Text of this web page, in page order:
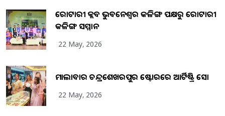
ରୋଟାରୀ କ୍ଲବ ଭୁବନେଶ୍ୱର କଳିଙ୍ଗ ପକ୍ଷରୁ ରୋଟାରୀ
କଳିଙ୍ଗ ସମ୍ମାନ
22 May, 2026
ମାଲାବାର ଚନ୍ଦ୍ରଶେଖରପୁର ଷ୍ଟୋରରେ ଆର୍ଟିଷ୍ଟ୍ରି ସୋ
22 May, 2026